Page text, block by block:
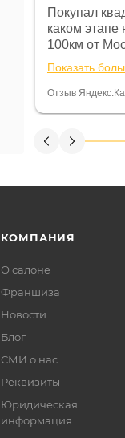
Покупал
каком этапе
100км от
спидометре
постоянно
Считаю, что
Показать
Отзыв
КОМПАНИЯ
О салоне
Франшиза
Новости
Блог
СМИ о нас
Реквизиты
Юридическая
информация